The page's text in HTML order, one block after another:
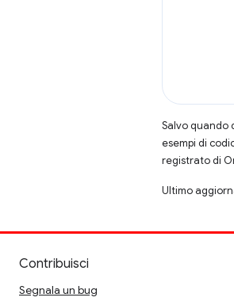
Salvo quando
esempi di
registrato di
Ultimo
Contribuisci
Segnala un bug